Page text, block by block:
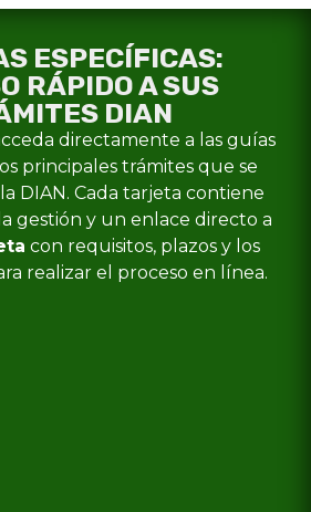
ESPECÍFICAS:
RÁPIDO A SUS
DIAN
directamente a las guías
principales trámites que se
DIAN. Cada tarjeta contiene
gestión y un enlace directo a
con requisitos, plazos y los
realizar el proceso en línea.